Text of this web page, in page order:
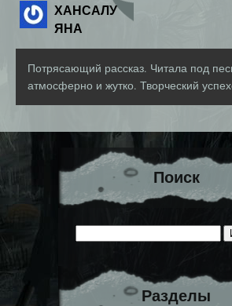
ХАНСАЛУ
ЯНА
Потрясающий рассказ. Читала под
атмосферно и жутко. Творческий
Поиск
Разделы